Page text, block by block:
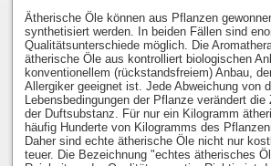
Ätherische Öle können aus Pflanzen
synthetisiert werden. In beiden Fällen sind
Qualitätsunterschiede möglich. Die
ätherische Öle aus kontrolliert biologischen
konventionellem (rückstandsfreiem) Anbau,
Allergiker geeignet ist. Jede Abweichung von
Lebensbedingungen der Pflanze verändert
der Duftsubstanz. Für nur ein Kilogramm
häufig Hunderte von Kilogramms des
Daher sind echte ätherische Öle nicht nur
teuer. Die Bezeichnung "echtes ätherisches